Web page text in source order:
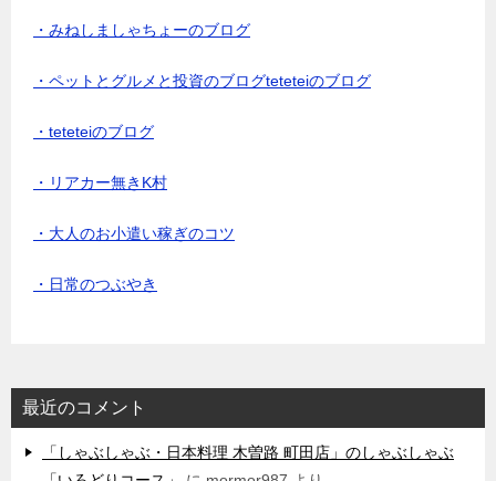
・みねしましゃちょーのブログ
・ペットとグルメと投資のブログteteteiのブログ
・teteteiのブログ
・リアカー無きK村
・大人のお小遣い稼ぎのコツ
・日常のつぶやき
最近のコメント
「しゃぶしゃぶ・日本料理 木曽路 町田店」のしゃぶしゃぶ